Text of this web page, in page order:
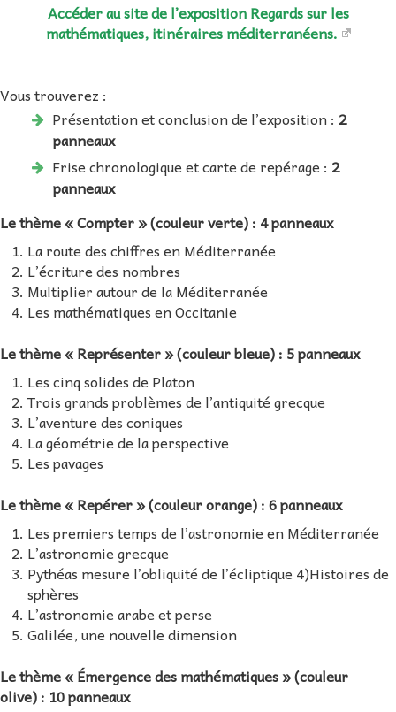
Accéder au site de l’exposition Regards sur les
mathématiques, itinéraires méditerranéens.
Vous trouverez :
Présentation et conclusion de l’exposition : 2
panneaux
Frise chronologique et carte de repérage : 2
panneaux
Le thème « Compter » (couleur verte) : 4 panneaux
La route des chiffres en Méditerranée
L’écriture des nombres
Multiplier autour de la Méditerranée
Les mathématiques en Occitanie
Le thème « Représenter » (couleur bleue) : 5 panneaux
Les cinq solides de Platon
Trois grands problèmes de l’antiquité grecque
L’aventure des coniques
La géométrie de la perspective
Les pavages
Le thème « Repérer » (couleur orange) : 6 panneaux
Les premiers temps de l’astronomie en Méditerranée
L’astronomie grecque
Pythéas mesure l’obliquité de l’écliptique 4)Histoires de
sphères
L’astronomie arabe et perse
Galilée, une nouvelle dimension
Le thème « Émergence des mathématiques » (couleur
olive) : 10 panneaux